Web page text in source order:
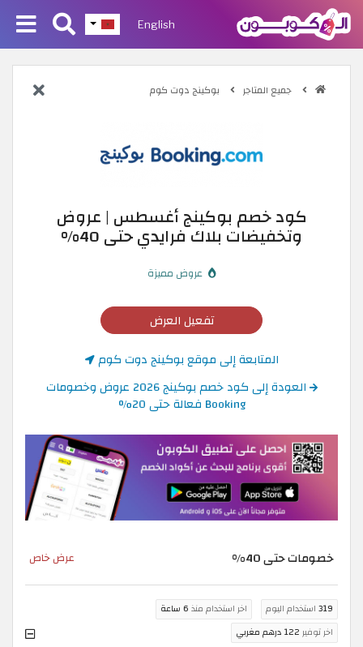
English
جميع المتاجر بوكينج دوت كوم
كود خصم بوكينج أغسطس | عروض
وتخفيضات بلاك فرايدي حتى 40%
عروض مميزة
تفعيل العرض
المتابعة إلى موقع بوكينج دوت كوم
العودة إلى كود خصم بوكينج 2026 عروض وخصومات
Booking فعالة حتى 20%
خصومات حتى 40% عرض خاص
319 استخدام اليوم اخر استخدام منذ 6 ساعة
اخر توفير 122 درهم مغربي